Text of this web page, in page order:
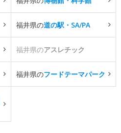
福井県の道の駅・SA/PA
福井県のアスレチック
福井県のフードテーマパーク